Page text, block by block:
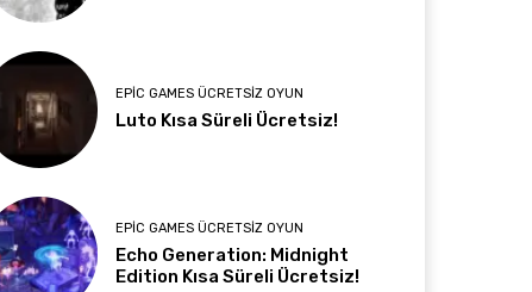
EPIC GAMES ÜCRETSIZ OYUN
Luto Kısa Süreli Ücretsiz!
EPIC GAMES ÜCRETSIZ OYUN
Echo Generation: Midnight
Edition Kısa Süreli Ücretsiz!